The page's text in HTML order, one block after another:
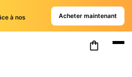
à nos
Acheter maintenant